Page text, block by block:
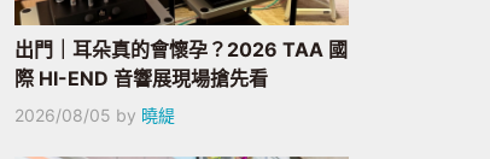
出門｜耳朵真的會懷孕？2026 TAA 國
際 HI-END 音響展現場搶先看
2026/08/05 by 曉緹